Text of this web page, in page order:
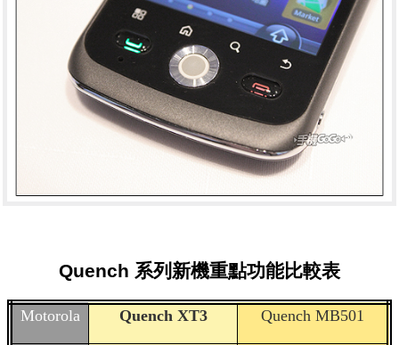
Quench 系列新機重點功能比較表
Motorola Quench XT3 Quench MB501